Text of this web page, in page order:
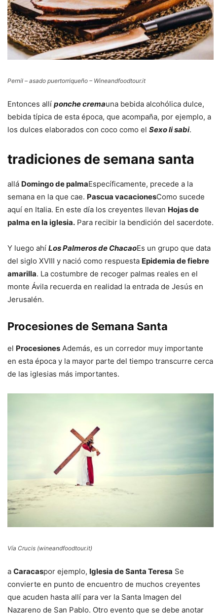
Pernil – asado puertorriqueño – Wineandfoodtour.it
Entonces allí ponche cremauna bebida alcohólica dulce,
bebida típica de esta época, que acompaña, por ejemplo, a
los dulces elaborados con coco como el Sexo li sabi.
tradiciones de semana santa
allá Domingo de palmaEspecíficamente, precede a la
semana en la que cae. Pascua vacacionesComo sucede
aquí en Italia. En este día los creyentes llevan Hojas de
palma en la iglesia. Para recibir la bendición del sacerdote.
Y luego ahí Los Palmeros de ChacaoEs un grupo que data
del siglo XVIII y nació como respuesta Epidemia de fiebre
amarilla. La costumbre de recoger palmas reales en el
monte Ávila recuerda en realidad la entrada de Jesús en
Jerusalén.
Procesiones de Semana Santa
el Procesiones Además, es un corredor muy importante
en esta época y la mayor parte del tiempo transcurre cerca
de las iglesias más importantes.
Vía Crucis (wineandfoodtour.it)
a Caracaspor ejemplo, Iglesia de Santa Teresa Se
convierte en punto de encuentro de muchos creyentes
que acuden hasta allí para ver la Santa Imagen del
Nazareno de San Pablo. Otro evento que se debe anotar